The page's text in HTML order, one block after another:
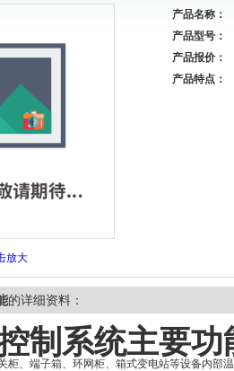
放大
产品名称：
产品型号：
产品报价：
产品特点：
的详细资料：
制系统主要功
柜、端子箱、环网柜、箱式变电站等设备内部